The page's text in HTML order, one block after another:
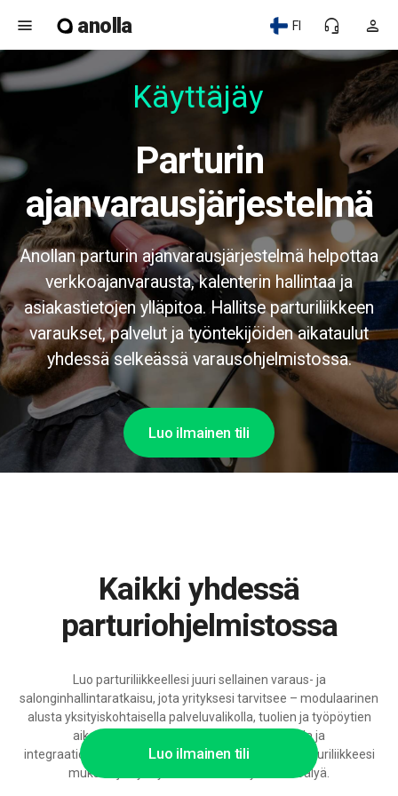
menu anolla person
headset_mic
FI
Käyttäjäys
Parturin
ajanvarausjärjestelmä
Anollan parturin ajanvarausjärjestelmä helpottaa
verkkoajanvarausta, kalenterin hallintaa ja
asiakastietojen ylläpitoa. Hallitse parturiliikkeen
varaukset, palvelut ja työntekijöiden aikataulut
yhdessä selkeässä varausohjelmistossa.
Luo ilmainen tili
Luo ilmainen tili
Kaikki yhdessä
parturiohjelmistossa
Luo parturiliikkeellesi juuri sellainen varaus- ja
salonginhallintaratkaisu, jota yrityksesi tarvitsee – modulaarinen
alusta yksityiskohtaisella palveluvalikolla, tuolien ja työpöytien
aikatauluilla, henkilöstövaihtojen hallinnalla ja
integraatiomahdollisuuksilla, valmis kasvamaan parturiliikkeesi
mukana ja hyödyntämään kehittyvää tekoälyä.